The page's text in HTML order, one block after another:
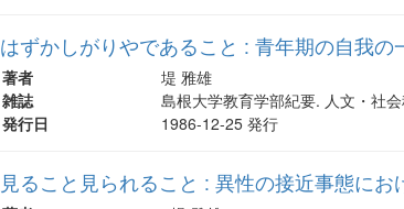
はずかしがりやであること : 青年期の自我の
著者
堤 雅雄
雑誌
島根大学教育学部紀要. 人文・社
発行日
1986-12-25 発行
見ること見られること : 異性の接近事態にお